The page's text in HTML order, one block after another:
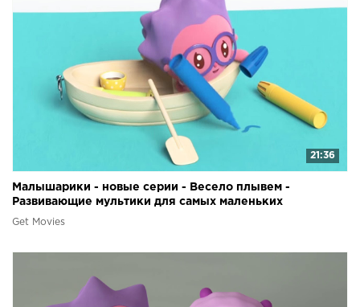
21:36
Малышарики - новые серии - Весело плывем -
Развивающие мультики для самых маленьких
Get Movies